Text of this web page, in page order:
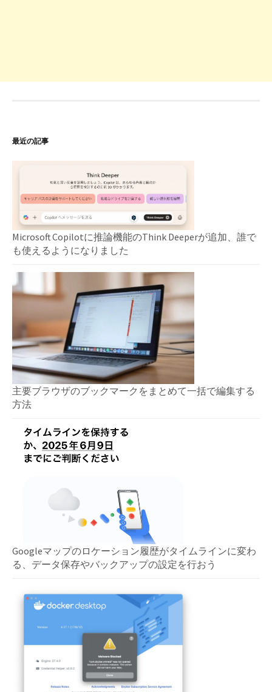
最近の記事
Microsoft Copilotに推論機能のThink Deeperが追加、誰で
も使えるようになりました
主要ブラウザのブックマークをまとめて一括で編集する
方法
Googleマップのロケーション履歴がタイムラインに変わ
る、データ保存やバックアップの設定を行おう